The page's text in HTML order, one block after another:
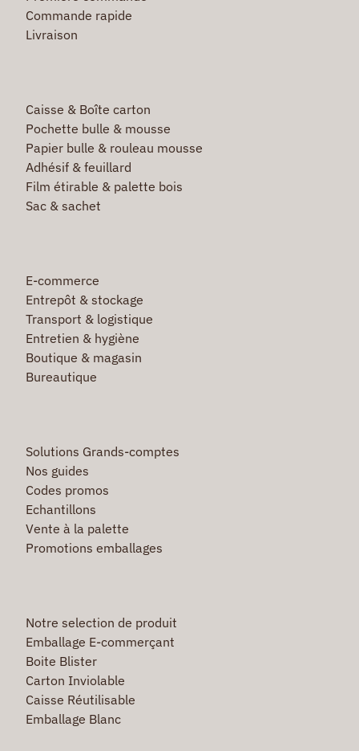
Commande rapide
Livraison
Caisse & Boîte carton
Pochette bulle & mousse
Papier bulle & rouleau mousse
Adhésif & feuillard
Film étirable & palette bois
Sac & sachet
E-commerce
Entrepôt & stockage
Transport & logistique
Entretien & hygiène
Boutique & magasin
Bureautique
Solutions Grands-comptes
Nos guides
Codes promos
Echantillons
Vente à la palette
Promotions emballages
Notre selection de produit
Emballage E-commerçant
Boite Blister
Carton Inviolable
Caisse Réutilisable
Emballage Blanc